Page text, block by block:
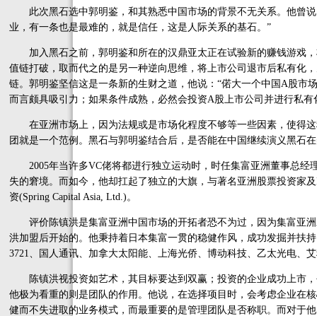
此次黑石选中郭明鉴，和其熟悉中国市场的背景不无关系。他曾说
业，有一条也是最难的，就是信任，这是人际关系的基石。”
加入黑石之前，郭明鉴和所在的汉鼎亚太正在试验新的赚钱游戏
值链打破，取而代之的是另一种逆向思维，将上市公司退市后私有化
链。郭明鉴坚信这是一条新的生财之道，他说：“偌大一个中国A股市
而言颇具吸引力；如果条件成熟，必然会投资A股上市公司并进行私有
在亚洲市场上，因为法规或是市场化程度不够等一些因素，使得
团就是一个范例。黑石与郭明鉴结合后，是否能在中国继续演义黑石
2005年当许多VC佬将都进行独立运动时，时任集富亚洲董事总经
失的窘境。而如今，他却扛起了独立的大旗，与著名亚洲股票投资家
资(Spring Capital Asia, Ltd.)。
评价陈镇洪是集富亚洲中国市场的开拓者恐不为过，因为集富亚洲
洪加盟后开始的。他秉持着日本集富一贯的稳健作风，成功发掘并扶
3721、国人通讯、加拿大太阳能、上海光侨、博动科技、乙太光电、
陈镇洪视投资如艺术，其目标要达到双赢；投资的企业成功上市
他极为看重的则是团队的作用。他说，在选择项目时，会考虑企业在
健而不失进取的业务模式，而最重要的是管理团队是否称职。而对于